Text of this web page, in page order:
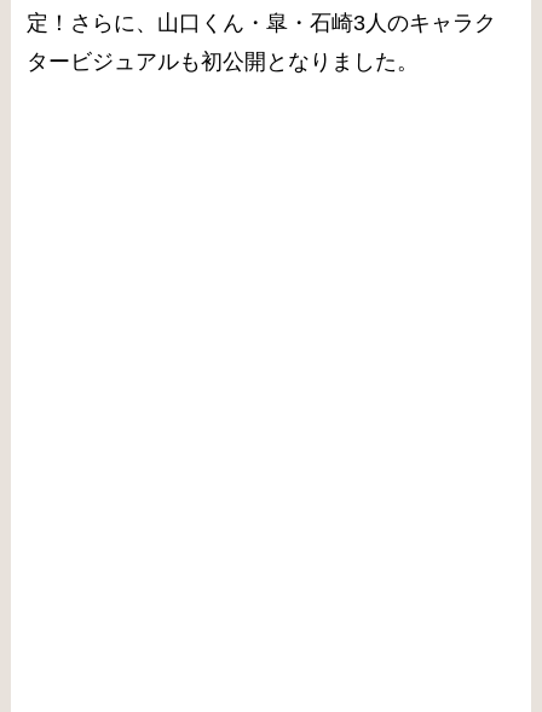
定！さらに、山口くん・皐・石崎3人のキャラク
タービジュアルも初公開となりました。